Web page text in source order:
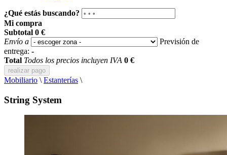
¿Qué estás buscando?
Mi compra
Subtotal 0 €
Envío a
Previsión de
entrega: -
Total Todos los precios incluyen IVA 0 €
realizar pago
Mobiliario \ Estanterías \
String System